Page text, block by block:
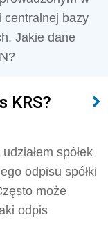
centralnej bazy
Jakie dane
KRS?
spółek
odpisu spółki
może
odpis